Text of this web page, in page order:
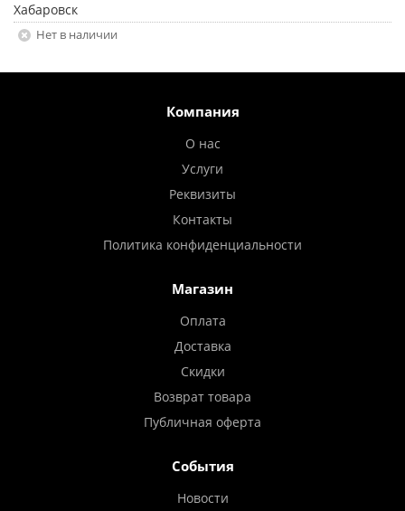
Хабаровск
Нет в наличии
Компания
О нас
Услуги
Реквизиты
Контакты
Политика конфиденциальности
Магазин
Оплата
Доставка
Скидки
Возврат товара
Публичная оферта
События
Новости